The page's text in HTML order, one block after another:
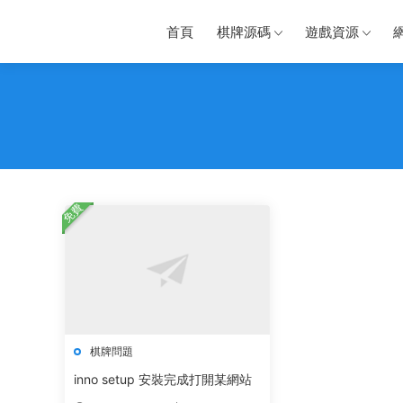
首頁 棋牌源碼 遊戲資源
棋牌問題
inno setup 安裝完成打開某網站
免費